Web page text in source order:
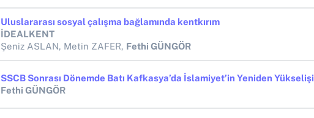
Uluslararası sosyal çalışma bağlamında kentkırım
İDEALKENT
Şeniz ASLAN, Metin ZAFER, Fethi GÜNGÖR
SSCB Sonrası Dönemde Batı Kafkasya’da İslamiyet’in Yeniden Yükselişi
Fethi GÜNGÖR